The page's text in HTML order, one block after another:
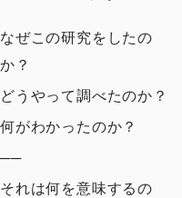
なぜこの研究をしたの
か？
どうやって調べたのか？
何がわかったのか？
──
それは何を意味するの